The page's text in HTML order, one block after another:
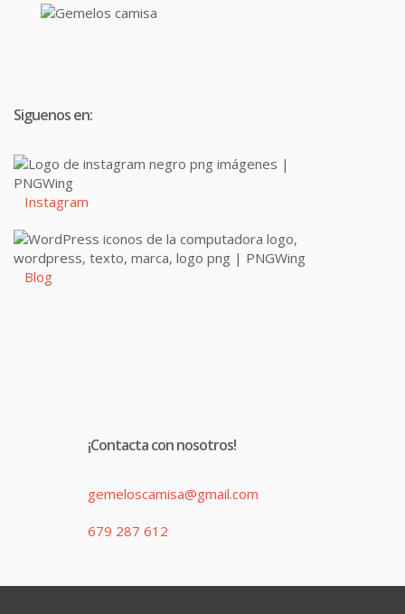
Siguenos en:
Instagram
Blog
¡Contacta con nosotros!
gemeloscamisa@gmail.com
679 287 612